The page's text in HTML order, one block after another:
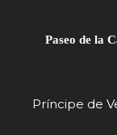
Paseo de la
Príncipe de